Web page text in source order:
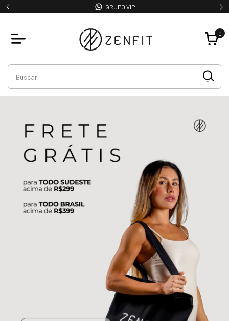
GRUPO VIP
0